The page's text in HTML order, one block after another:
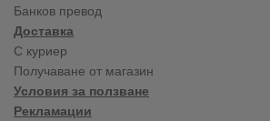
Банков превод
Доставка
С куриер
Получаване от магазин
Условия за ползване
Рекламации